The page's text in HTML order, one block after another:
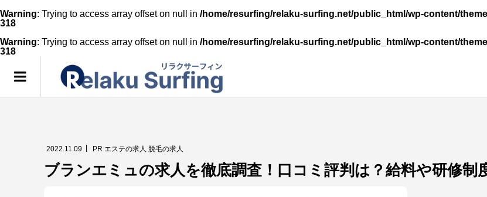
Warning: Trying to access array offset on null in /home/resurfing/relaku-surfing.net/public_html/wp-content/
318
Warning: Trying to access array offset on null in /home/resurfing/relaku-surfing.net/public_html/wp-content/
318
2022.11.09 PR エステの求人 脱毛の求人
ブランエミュの求人を徹底調査！口コミ評判は？給料や研修制